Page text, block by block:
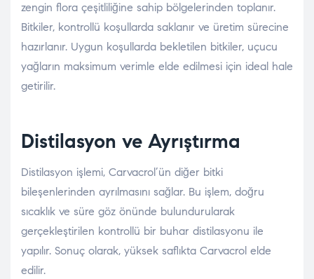
zengin flora çeşitliliğine sahip bölgelerinden toplanır.
Bitkiler, kontrollü koşullarda saklanır ve üretim sürecine
hazırlanır. Uygun koşullarda bekletilen bitkiler, uçucu
yağların maksimum verimle elde edilmesi için ideal hale
getirilir.
Distilasyon ve Ayrıştırma
Distilasyon işlemi, Carvacrol’ün diğer bitki
bileşenlerinden ayrılmasını sağlar. Bu işlem, doğru
sıcaklık ve süre göz önünde bulundurularak
gerçekleştirilen kontrollü bir buhar distilasyonu ile
yapılır. Sonuç olarak, yüksek saflıkta Carvacrol elde
edilir.